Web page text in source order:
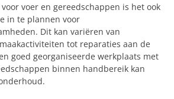
voer en gereedschappen is het ook
in te plannen voor
Dit kan variëren van
tot reparaties aan de
goed georganiseerde werkplaats met
binnen handbereik kan